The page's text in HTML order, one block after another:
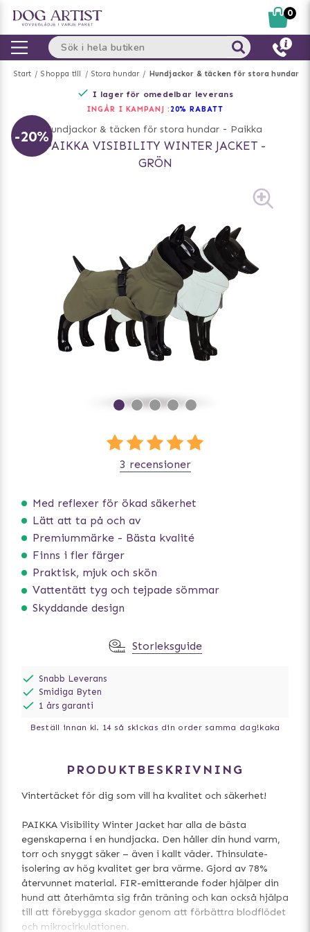
Start Shoppa till Stora hundar Hundjackor & täcken för stora hundar
I lager för omedelbar leverans
INGÅR I KAMPANJ : 20% RABATT
-20%Hundjackor & täcken för stora hundar - Paikka
PAIKKA VISIBILITY WINTER JACKET -
GRÖN
Med reflexer för ökad säkerhet
Lätt att ta på och av
Premiummärke - Bästa kvalité
Finns i fler färger
Praktisk, mjuk och skön
Vattentätt tyg och tejpade sömmar
Skyddande design
3 recensioner
Storleksguide
Snabb Leverans
Smidiga Byten
1 års garanti
Beställ innan kl. 14 så skickas din order samma dag!kaka
PRODUKTBESKRIVNING
Vintertäcket för dig som vill ha kvalitet och säkerhet!
PAIKKA Visibility Winter Jacket har alla de bästa
egenskaperna i en hundjacka. Den håller din hund varm,
torr och snyggt säker – även i kallt väder. Thinsulate-
isolering av hög kvalitet ger bra värme. Gjord av 78%
återvunnet material. FIR-emitterande foder hjälper din
hund att återhämta sig från träning och kan också hjälpa
till att förebygga skador genom att förbättra blodflödet
och mikrocirkulationen.
0